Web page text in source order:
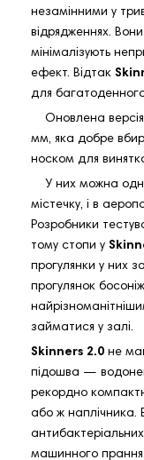
незамінними у
відрядженнях.
мінімалізують
ефект. Відтак
для
Оновлена версія
мм, яка добре
носком для
У них можна
містечку, і в
Розробники
тому стопи у
прогулянки у них
прогулянок
займатися у залі.
Skinners 2.0 не
підошва —
рекордно
або ж наплічника.
машинного прання.